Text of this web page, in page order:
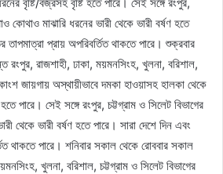
কোথাও মাঝারি ধরনের ভারী থেকে ভারী বর্ষণ হতে
তাপমাত্রা প্রায় অপরিবর্তিত থাকতে পারে। শুক্রবার
রংপুর, রাজশাহী, ঢাকা, ময়মনসিংহ, খুলনা, বরিশাল,
জায়গায় অস্থায়ীভাবে দমকা হাওয়াসহ হালকা থেকে
পারে। সেই সঙ্গে রংপুর, চট্টগ্রাম ও সিলেট বিভাগের
থেকে ভারী বর্ষণ হতে পারে। সারা দেশে দিন এবং
থাকতে পারে। শনিবার সকাল থেকে রোববার সকাল
খুলনা, বরিশাল, চট্টগ্রাম ও সিলেট বিভাগের